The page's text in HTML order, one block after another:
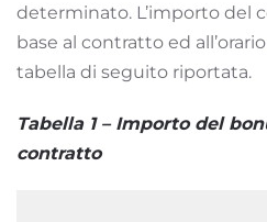
determinato. L’importo del
base al contratto ed
tabella di seguito riportata.
Tabella 1 – Importo del
contratto